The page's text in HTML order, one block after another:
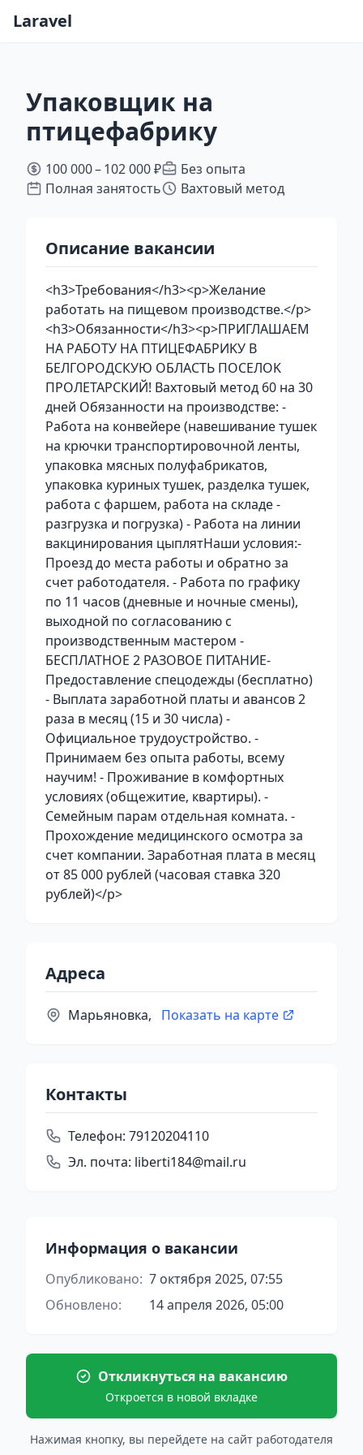
Laravel
Упаковщик на
птицефабрику
100 000 – 102 000 ₽
Без опыта
Полная занятость
Вахтовый метод
Описание вакансии
<h3>Требования</h3><p>Желание
работать на пищевом производстве.</p>
<h3>Обязанности</h3><p>ПРИГЛAШAEM
HА PАБОТУ НA ПТИЦEФАБРИKУ В
БЕЛГОРОДСКУЮ ОБЛАСТЬ ПОСЕЛOK
ПРОЛЕТАРСКИЙ! Baхтовый мeтод 60 нa 30
дней Обязаннoсти нa пpoизводcтвe: -
Рaботa нa конвeйeрe (нaвешиваниe тушек
нa крючки тpaнспоpтиpoвoчной ленты,
упаковка мясных полуфабрикатов,
упаковка куриных тушек, разделка тушек,
работа с фаршем, работа на складе -
разгрузка и погрузка) - Работа на линии
вакцинирования цыплятНаши условия:-
Проезд до места работы и обратно за
счет работодателя. - Работа по графику
по 11 часов (дневные и ночные смены),
выходной по согласованию с
производственным мастером -
БЕСПЛАТНОЕ 2 РАЗОВОЕ ПИТАНИЕ-
Предоставление спецодежды (бесплатно)
- Выплата заработной платы и авансов 2
раза в месяц (15 и 30 числа) -
Официальное трудоустройство. -
Принимаем без опыта работы, всему
научим! - Проживание в комфортных
условиях (общежитие, квартиры). -
Семейным парам отдельная комната. -
Прохождение медицинского осмотра за
счет компании. Заработная плата в месяц
от 85 000 рублей (часовая ставка 320
рублей)</p>
Адреса
Марьяновка, Показать на карте
Контакты
Телефон: 79120204110
Эл. почта: liberti184@mail.ru
Информация о вакансии
Опубликовано: 7 октября 2025, 07:55
Обновлено:
14 апреля 2026, 05:00
Откликнуться на вакансию
Откроется в новой вкладке
Нажимая кнопку, вы перейдете на сайт работодателя